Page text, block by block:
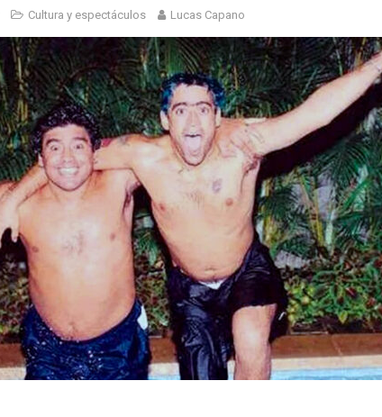
Cultura y espectáculos Lucas Capano